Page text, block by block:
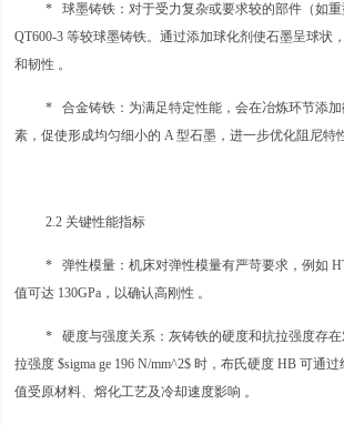
* 球墨铸铁：对于受力复杂或要求较的部件（如
QT600-3 等较球墨铸铁。通过添加球化剂使石墨呈球状
和韧性 。
* 合金铸铁：为满足特定性能，会在冶炼环节添
素，促使形成均匀细小的 A 型石墨，进一步优化阻尼特
2.2 关键性能指标
* 弹性模量：机床对弹性模量有严苛要求，例如
值可达 130GPa，以确认高刚性 。
* 硬度与强度关系：灰铸铁的硬度和抗拉强度存
拉强度 $sigma ge 196 N/mm^2$ 时，布氏硬度 HB 可通
值受原材料、熔化工艺及冷却速度影响 。